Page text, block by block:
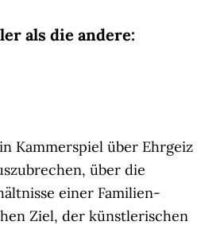
als die andere:
Kammerspiel über Ehrgeiz
über die
einer Familien-
Ziel, der künstlerischen